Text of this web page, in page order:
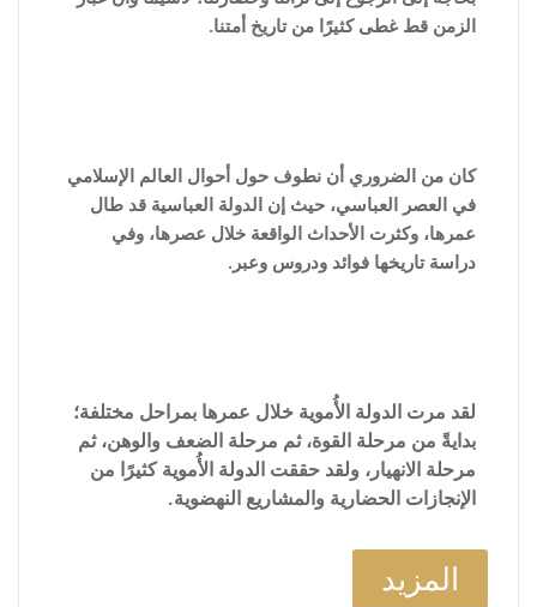
الزمن قط غطى كثيرًا من تاريخ أمتنا.
كان من الضروري أن نطوف حول أحوال العالم الإسلامي
في العصر العباسي، حيث إن الدولة العباسية قد طال
عمرها، وكثرت الأحداث الواقعة خلال عصرها، وفي
دراسة تاريخها فوائد ودروس وعبر.
لقد مرت الدولة الأُموية خلال عمرها بمراحل مختلفة؛
بدايةً من مرحلة القوة، ثم مرحلة الضعف والوهن، ثم
مرحلة الانهيار، ولقد حققت الدولة الأُموية كثيرًا من
الإنجازات الحضارية والمشاريع النهضوية.
المزيد